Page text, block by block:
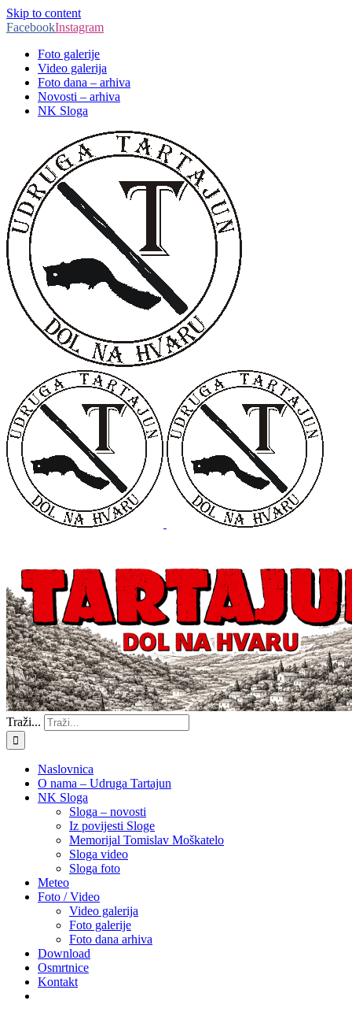
Skip to content
FacebookInstagram
Foto galerije
Video galerija
Foto dana – arhiva
Novosti – arhiva
NK Sloga
Traži...
Naslovnica
O nama – Udruga Tartajun
NK Sloga
Sloga – novosti
Iz povijesti Sloge
Memorijal Tomislav Moškatelo
Sloga video
Sloga foto
Meteo
Foto / Video
Video galerija
Foto galerije
Foto dana arhiva
Download
Osmrtnice
Kontakt